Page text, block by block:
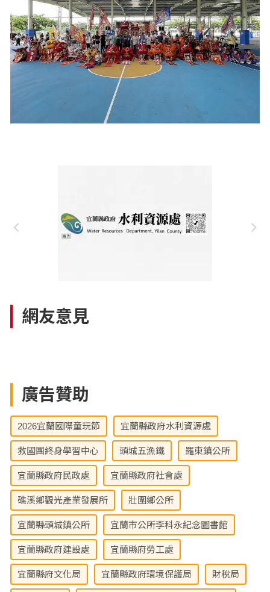
網友意見
廣告贊助
2026宜蘭國際童玩節 宜蘭縣政府水利資源處
救國團終身學習中心 頭城五漁鐵 羅東鎮公所
宜蘭縣政府民政處 宜蘭縣政府社會處
礁溪鄉觀光產業發展所 壯圍鄉公所
宜蘭縣頭城鎮公所 宜蘭市公所李科永紀念圖書館
宜蘭縣政府建設處 宜蘭縣府勞工處
宜蘭縣府文化局 宜蘭縣政府環境保護局 財稅局